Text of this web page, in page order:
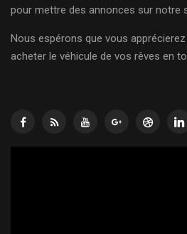
pour mettre des annonces sur notre
Nous espérons que vous
acheter le véhicule de vos rêves en